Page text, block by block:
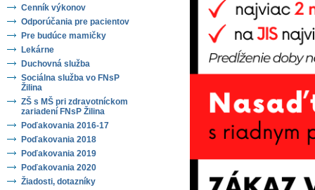
Cenník výkonov
Odporúčania pre pacientov
Pre budúce mamičky
Lekárne
Duchovná služba
Sociálna služba vo FNsP
Žilina
ZŠ s MŠ pri zdravotníckom
zariadení FNsP Žilina
Poďakovania 2016-17
Poďakovania 2018
Poďakovania 2019
Poďakovania 2020
Žiadosti, dotazníky